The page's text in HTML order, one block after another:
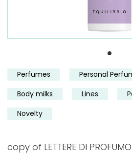
Perfumes
Personal
Body milks
Lines
Novelty
copy of LETTERE DI